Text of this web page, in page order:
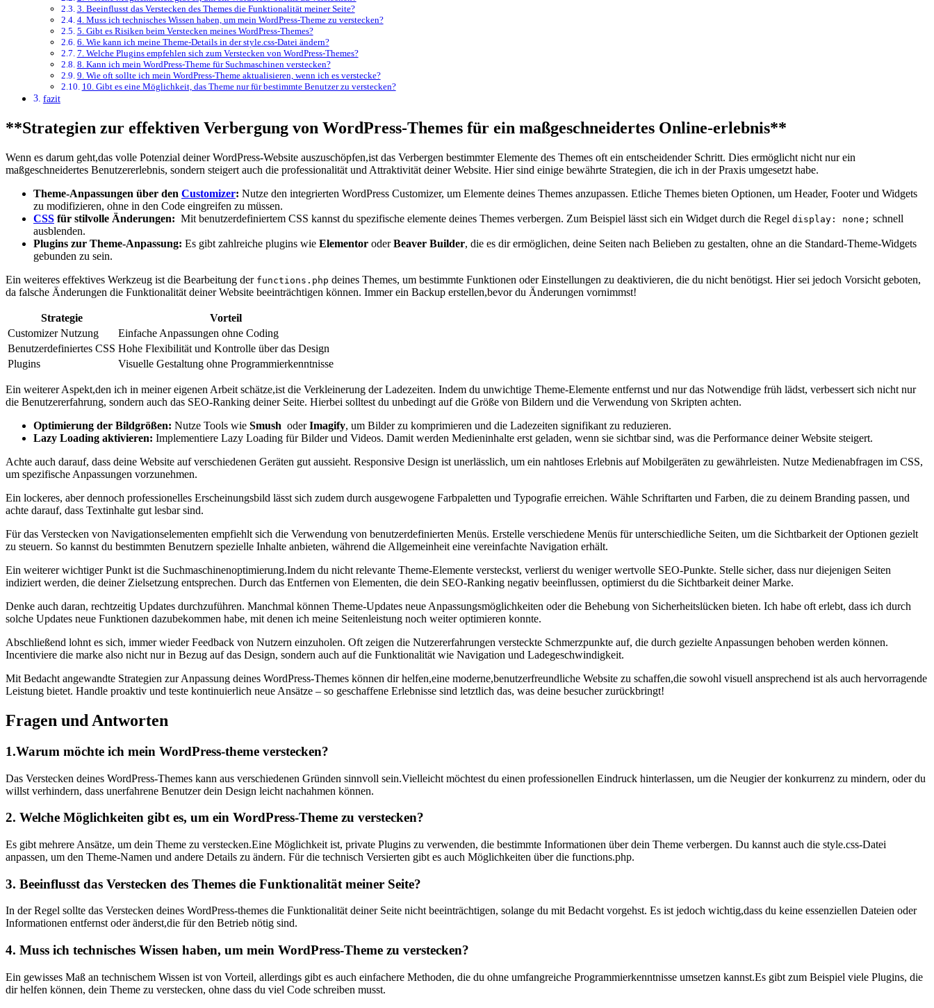
3. Beeinflusst das Verstecken des Themes die Funktionalität meiner Seite?
4. Muss ich technisches Wissen haben, um mein WordPress-Theme zu verstecken?
5. Gibt es ⁢Risiken beim Verstecken meines WordPress-Themes?
6. Wie kann ich meine Theme-Details in der style.css-Datei ändern?
7. ‌Welche⁤ Plugins empfehlen sich zum Verstecken von WordPress-Themes?
8. Kann ich mein WordPress-Theme für Suchmaschinen verstecken?
9. Wie oft sollte ich ⁢mein WordPress-Theme aktualisieren, ‌wenn ich es verstecke?
10. Gibt es eine Möglichkeit, das ⁢Theme nur für bestimmte Benutzer zu verstecken?
fazit
**Strategien zur effektiven‌ Verbergung von WordPress-Themes für ein ​maßgeschneidertes Online-erlebnis**
Wenn es darum geht,das volle Potenzial deiner WordPress-Website auszuschöpfen,ist das Verbergen bestimmter Elemente des Themes oft ein entscheidender Schritt. Dies ermöglicht nicht​ nur ⁣ein
maßgeschneidertes‍ Benutzererlebnis, sondern steigert auch die professionalität und ⁤Attraktivität deiner Website. Hier sind einige⁢ bewährte Strategien, die ich in der Praxis umgesetzt habe.
Theme-Anpassungen über den Customizer: Nutze ‍den integrierten WordPress Customizer, um Elemente deines Themes anzupassen. Etliche Themes bieten Optionen, um Header, Footer und Widgets
zu modifizieren, ohne in den Code eingreifen zu müssen.
CSS für stilvolle Änderungen: ⁢ Mit benutzerdefiniertem CSS kannst du spezifische elemente deines Themes verbergen. Zum Beispiel lässt sich ein ⁤Widget durch die Regel display: none; schnell
ausblenden.
Plugins zur Theme-Anpassung: Es gibt zahlreiche plugins wie Elementor oderBeaver⁤ Builder, die es dir ermöglichen, deine Seiten nach Belieben zu gestalten, ohne an die Standard-Theme-Widgets ​
gebunden zu sein.
Ein weiteres effektives ⁤Werkzeug ist die Bearbeitung der functions.php deines Themes, um bestimmte Funktionen oder Einstellungen zu deaktivieren, die du nicht ​benötigst. Hier sei jedoch Vorsicht geboten,
da falsche Änderungen die Funktionalität deiner Website beeinträchtigen können. Immer ein ⁣Backup erstellen,bevor du Änderungen vornimmst!
Strategie
Vorteil
Customizer ⁤Nutzung
Einfache Anpassungen ohne Coding
Benutzerdefiniertes⁣ CSS Hohe Flexibilität und Kontrolle über das Design
Plugins
Visuelle Gestaltung ohne Programmierkenntnisse
Ein weiterer Aspekt,den ich in meiner eigenen⁤ Arbeit schätze,ist die Verkleinerung der Ladezeiten. Indem du unwichtige Theme-Elemente entfernst und nur das Notwendige früh lädst, verbessert sich nicht nur
die Benutzererfahrung, sondern auch das ​SEO-Ranking deiner Seite. Hierbei solltest du unbedingt auf die Größe von Bildern und die⁤ Verwendung von Skripten achten.
Optimierung‌ der Bildgrößen: Nutze Tools wie Smush ⁤ oderImagify, um Bilder zu komprimieren und die Ladezeiten signifikant zu reduzieren.
Lazy Loading aktivieren: Implementiere Lazy Loading für Bilder und Videos. Damit werden Medieninhalte erst geladen, ⁣wenn sie sichtbar sind, was die Performance deiner Website steigert.
Achte ⁢auch darauf, dass deine Website auf verschiedenen Geräten gut aussieht. Responsive Design ist unerlässlich, um ein nahtloses Erlebnis auf Mobilgeräten zu gewährleisten. Nutze Medienabfragen im CSS,‍
um spezifische Anpassungen vorzunehmen.
Ein lockeres, aber dennoch professionelles Erscheinungsbild lässt sich zudem ‍durch ausgewogene Farbpaletten und Typografie erreichen. Wähle Schriftarten und Farben, die zu deinem Branding passen, und
achte darauf, dass Textinhalte gut lesbar sind.
Für das Verstecken von Navigationselementen empfiehlt ⁤sich die Verwendung von benutzerdefinierten Menüs.⁢ Erstelle verschiedene Menüs⁣ für unterschiedliche​ Seiten, um die Sichtbarkeit der Optionen gezielt
zu steuern. So‌ kannst⁤ du bestimmten Benutzern spezielle Inhalte anbieten, während die Allgemeinheit eine vereinfachte Navigation erhält.
Ein weiterer wichtiger Punkt ist die Suchmaschinenoptimierung.Indem du‍ nicht relevante​ Theme-Elemente versteckst, verlierst du weniger wertvolle SEO-Punkte. ⁢Stelle sicher, dass nur diejenigen Seiten
indiziert werden, die deiner Zielsetzung entsprechen. ⁣Durch das Entfernen von Elementen, die dein SEO-Ranking negativ beeinflussen, optimierst du die Sichtbarkeit deiner Marke.
Denke auch daran, rechtzeitig Updates durchzuführen. Manchmal können Theme-Updates neue Anpassungsmöglichkeiten oder die Behebung von Sicherheitslücken bieten. Ich habe oft erlebt, dass ich durch
solche Updates neue Funktionen dazubekommen habe, mit denen ich meine Seitenleistung noch⁤ weiter optimieren konnte.
Abschließend‌ lohnt es sich, immer wieder Feedback​ von Nutzern einzuholen. Oft ⁣zeigen die Nutzererfahrungen versteckte Schmerzpunkte auf, die durch gezielte Anpassungen behoben werden können.‍
Incentiviere die marke also nicht nur in ‌Bezug auf das Design, sondern ‌auch auf die Funktionalität wie ⁤Navigation ‍und Ladegeschwindigkeit.
Mit Bedacht angewandte Strategien zur Anpassung deines WordPress-Themes können‍ dir helfen,eine moderne,benutzerfreundliche Website zu schaffen,die sowohl visuell ansprechend ist als auch hervorragende
​Leistung bietet. Handle proaktiv und teste kontinuierlich neue Ansätze – so geschaffene Erlebnisse sind letztlich ⁢das, was​ deine besucher zurückbringt!
Fragen und Antworten
1.Warum möchte ich mein WordPress-theme verstecken?
Das Verstecken deines WordPress-Themes kann aus verschiedenen Gründen sinnvoll sein.Vielleicht möchtest du einen professionellen Eindruck hinterlassen, um die Neugier der konkurrenz zu mindern, oder du
willst ⁣verhindern, dass unerfahrene Benutzer dein Design leicht nachahmen können.
2. Welche Möglichkeiten gibt es, um ein WordPress-Theme zu verstecken?
Es gibt mehrere Ansätze, um dein Theme zu ‌verstecken.Eine⁣ Möglichkeit ist, private Plugins zu verwenden, die bestimmte Informationen über dein Theme verbergen. Du ‍kannst auch die style.css-Datei
anpassen, um den⁤ Theme-Namen und andere Details‍ zu ändern. Für die technisch ‍Versierten gibt es auch Möglichkeiten über ⁢die functions.php.
3. Beeinflusst das Verstecken des Themes die Funktionalität meiner Seite?
In der Regel sollte das Verstecken deines WordPress-themes die Funktionalität deiner Seite ⁣nicht beeinträchtigen, solange du mit Bedacht vorgehst. Es ist jedoch wichtig,dass du keine essenziellen Dateien oder
Informationen entfernst oder änderst,die für‍ den Betrieb nötig sind.
4. Muss ich technisches Wissen haben, um mein WordPress-Theme zu verstecken?
Ein gewisses Maß an technischem Wissen ist von Vorteil,‍ allerdings gibt es auch einfachere Methoden, die du ohne umfangreiche Programmierkenntnisse umsetzen kannst.Es gibt zum Beispiel viele Plugins, die
dir helfen können, dein Theme zu verstecken, ‍ohne dass du viel Code schreiben musst.